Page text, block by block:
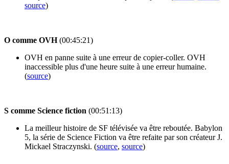
source)
O comme OVH(00:45:21)
OVH en panne suite à une erreur de copier-coller. OVH
inaccessible plus d'une heure suite à une erreur humaine.
(source)
S comme Science fiction (00:51:13)
La meilleur histoire de SF télévisée va être reboutée. Babylon
5, la série de Science Fiction va être refaite par son créateur J.
Mickael Straczynski. (source, source)